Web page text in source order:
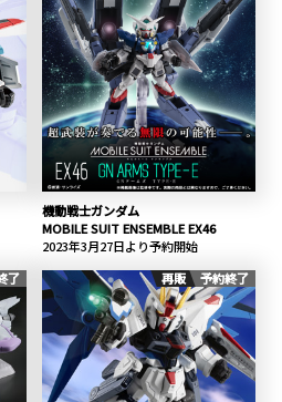
機動戦士ガンダム
MOBILE SUIT ENSEMBLE EX46
2023年3月27日より予約開始
了 再販 予約終了